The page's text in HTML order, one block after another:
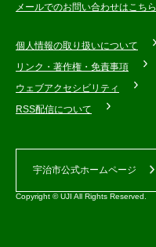
メールでのお問い合わせはこちら
個人情報の取り扱いについて
リンク・著作権・免責事項
ウェブアクセシビリティ
RSS配信について
宇治市公式ホームページ
Copyright © UJI All Rights Reserved.